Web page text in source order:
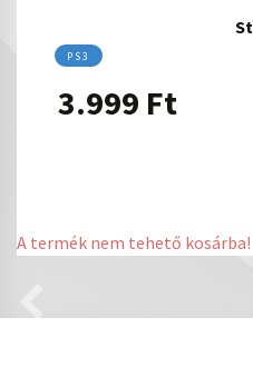
PS3
3.999 Ft
A termék nem tehető kosárba!